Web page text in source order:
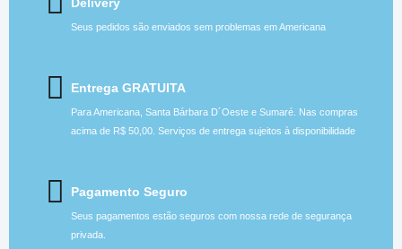
Seus pedidos são enviados sem problemas em Americana
Entrega GRATUITA
Para Americana, Santa Bárbara D´Oeste e Sumaré. Nas compras
acima de R$ 50,00. Serviços de entrega sujeitos à disponibilidade
Pagamento Seguro
Seus pagamentos estão seguros com nossa rede de segurança
privada.